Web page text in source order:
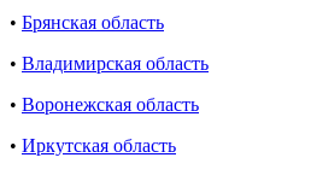
• Брянская область
• Владимирская область
• Воронежская область
• Иркутская область